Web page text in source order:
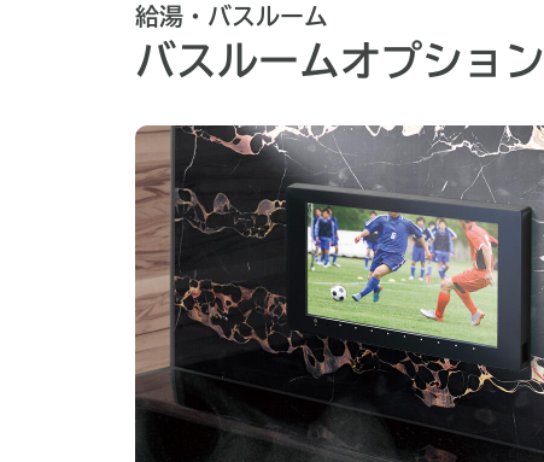
給湯・バスルーム
バスルームオプション